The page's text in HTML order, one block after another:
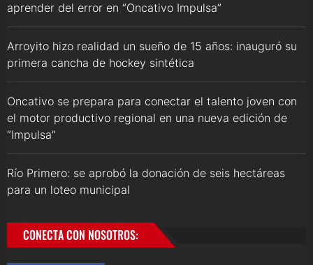
aprender del error en “Oncativo Impulsa”
Arroyito hizo realidad un sueño de 15 años: inauguró su
primera cancha de hockey sintética
Oncativo se prepara para conectar el talento joven con
el motor productivo regional en una nueva edición de
“Impulsa”
Río Primero: se aprobó la donación de seis hectáreas
para un loteo municipal
CONECTA CON NOSOTROS: